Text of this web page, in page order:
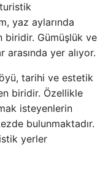
yaz aylarında
biridir. Gümüşlük ve
yer alıyor.
tarihi ve estetik
biridir. Özellikle
isteyenlerin
bulunmaktadır.
yerler